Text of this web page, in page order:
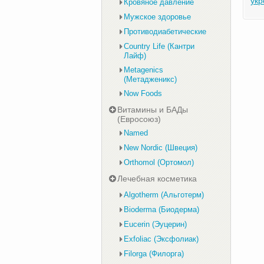
Кровяное давление
Мужское здоровье
Противодиабетические
Country Life (Кантри
Лайф)
Metagenics
(Метадженикс)
Now Foods
Витамины и БАДы
(Евросоюз)
Named
New Nordic (Швеция)
Orthomol (Ортомол)
Лечебная косметика
Algotherm (Альготерм)
Bioderma (Биодерма)
Eucerin (Эуцерин)
Exfoliac (Эксфолиак)
Filorga (Филорга)